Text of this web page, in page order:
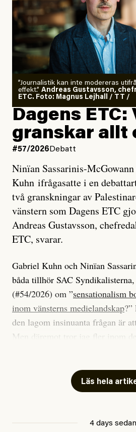
”Journalistik kan inte modereras
effekt.” Andreas Gustavsson,
ETC. Foto: Magnus Lejhall / TT /
Dagens ETC:
granskar allt
#57/2026 Debatt
Ninïan Sassarinis-
Kuhn ifrågasatte i en
två granskningar av
vänstern som Dagens ETC
Andreas Gustavsson,
ETC, svarar.
Gabriel Kuhn och Ninïan
båda tillhör SAC
(#54/2026) om ”sensationalism
inom vänsterns medielandskap?”
den lagom insinuanta frågan är
Men däremot tror jag fler inom
journalistik som vänder sig till
jaga inbördes beundran. Det har
Läs hela
4 days sedan